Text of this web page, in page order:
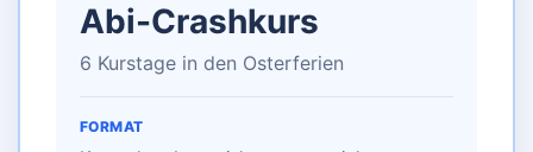
Abi-Crashkurs
6 Kurstage in den Osterferien
FORMAT